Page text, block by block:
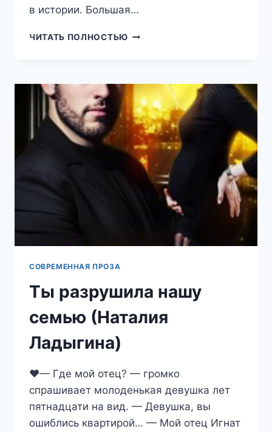
в истории. Большая…
ЧИТАТЬ ПОЛНОСТЬЮ КРАСИВЫЙ,
2
(НАТАЛИЯ
ЛАДЫГИНА)
СОВРЕМЕННАЯ ПРОЗА
Ты разрушила нашу
семью (Наталия
Ладыгина)
‍❤️‍— Где мой отец? — громко
спрашивает молоденькая девушка лет
пятнадцати на вид. — Девушка, вы
ошиблись квартирой… — Мой отец Игнат